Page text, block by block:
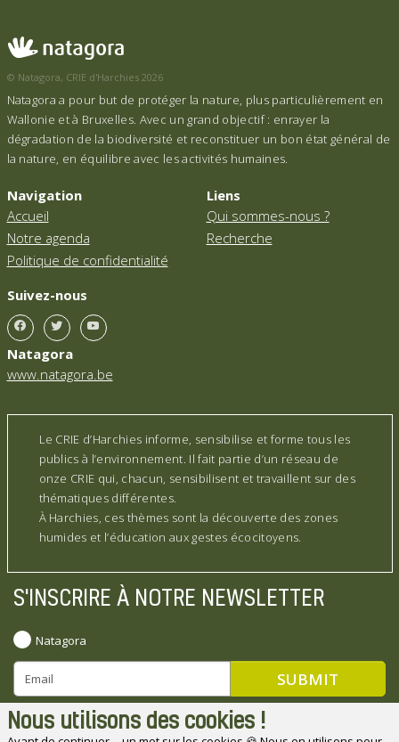
Nous utilisons des cookies !
© Natagora, CRIE d'Harchies 2026
Natagora a pour but de protéger la nature, plus particulièrement en
Wallonie et à Bruxelles. Avec un grand objectif : enrayer la
dégradation de la biodiversité et reconstituer un bon état général de
la nature, en équilibre avec les activités humaines.
Navigation
Accueil
Notre agenda
Politique de confidentialité
Liens
Qui sommes-nous ?
Recherche
Suivez-nous
Natagora
www.natagora.be
Le CRIE d’Harchies informe, sensibilise et forme tous les
publics à l’environnement. Il fait partie d’un réseau de
onze CRIE qui, chacun, sensibilisent et travaillent sur des
thématiques différentes.
À Harchies, ces thèmes sont la découverte des zones
humides et l’éducation aux gestes écocitoyens.
S'INSCRIRE À NOTRE NEWSLETTER
Natagora